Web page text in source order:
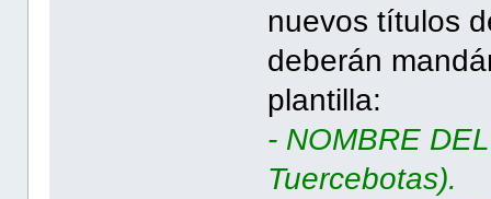
nuevos títulos
deberán
plantilla:
- NOMBRE
Tuercebotas).